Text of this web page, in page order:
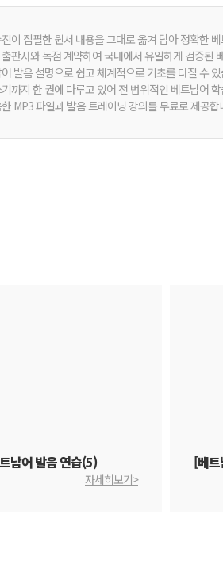
이 집필한 원서 내용을 그대로 옮겨 담아 정확한
판사와 독점 계약하여 국내에서 유일하게 검증된
발음 설명으로 쉽고 체계적으로 기초를 다질 수
까지 한 권에 다루고 있어 전 범위적인 베트남어
MP3 파일과 발음 트레이닝 강의를 무료로 제공합
남어 발음 연습(5)
자세히보기>